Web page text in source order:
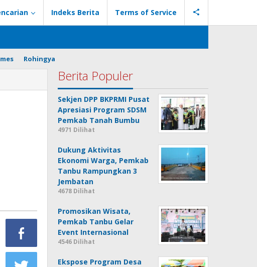
Indeks Berita Terms of Service
Rohingya
Berita Populer
Sekjen DPP BKPRMI Pusat
Apresiasi Program SDSM
Pemkab Tanah Bumbu
4971 Dilihat
Dukung Aktivitas
Ekonomi Warga, Pemkab
Tanbu Rampungkan 3
Jembatan
4678 Dilihat
Promosikan Wisata,
Pemkab Tanbu Gelar
Event Internasional
4546 Dilihat
Ekspose Program Desa